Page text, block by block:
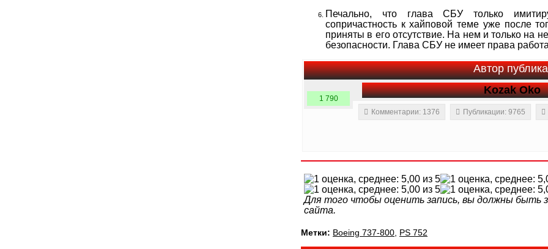
Печально, что глава СБУ только
сопричастность к хайповой теме уже после
приняты в его отсутствие. На нем и только на
безопасности. Глава СБУ не имеет права
Автор
Kozak Oko
1 790
Комментарии: 1376
Публикации: 9765
Для того чтобы оценить запись, вы должны быть
сайта.
Метки: Boeing 737-800 PS 752